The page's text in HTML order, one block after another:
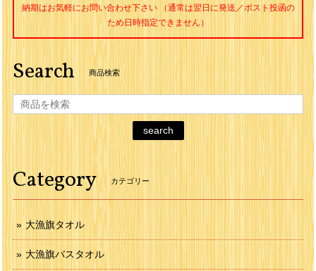
納期はお気軽にお問い合わせ下さい （通常は翌日に発送／ポスト投函の
ため日時指定できません）
Search 商品検索
search
Category カテゴリー
大漁旗タオル
大漁旗バスタオル